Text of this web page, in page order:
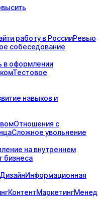
работу в РоссииРевью
собеседование
оформлении
Тестовое
навыков и
Отношения с
Сложное увольнение
на внутреннем
бизнеса
ДизайнИнформационная
КонтентМаркетингМенед